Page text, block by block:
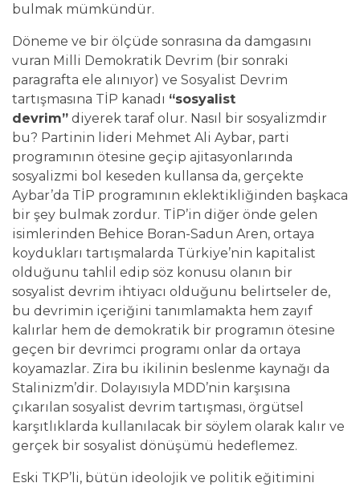
bulmak mümkündür.
Döneme ve bir ölçüde sonrasına da damgasını
vuran Milli Demokratik Devrim (bir sonraki
paragrafta ele alınıyor) ve Sosyalist Devrim
tartışmasına TİP kanadı “sosyalist
devrim” diyerek taraf olur. Nasıl bir sosyalizmdir
bu? Partinin lideri Mehmet Ali Aybar, parti
programının ötesine geçip ajitasyonlarında
sosyalizmi bol keseden kullansa da, gerçekte
Aybar’da TİP programının eklektikliğinden başkaca
bir şey bulmak zordur. TİP’in diğer önde gelen
isimlerinden Behice Boran-Sadun Aren, ortaya
koydukları tartışmalarda Türkiye’nin kapitalist
olduğunu tahlil edip söz konusu olanın bir
sosyalist devrim ihtiyacı olduğunu belirtseler de,
bu devrimin içeriğini tanımlamakta hem zayıf
kalırlar hem de demokratik bir programın ötesine
geçen bir devrimci programı onlar da ortaya
koyamazlar. Zira bu ikilinin beslenme kaynağı da
Stalinizm’dir. Dolayısıyla MDD’nin karşısına
çıkarılan sosyalist devrim tartışması, örgütsel
karşıtlıklarda kullanılacak bir söylem olarak kalır ve
gerçek bir sosyalist dönüşümü hedeflemez.
Eski TKP’li, bütün ideolojik ve politik eğitimini